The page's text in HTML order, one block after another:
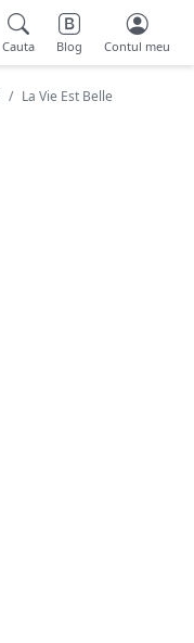
Cauta Blog Contul meu
La Vie Est Belle